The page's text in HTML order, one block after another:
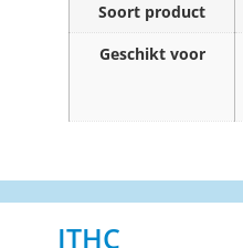
Soort product
Geschikt voor
ITHC